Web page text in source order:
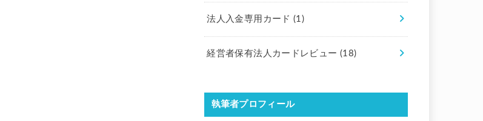
法人入金専用カード (1)
経営者保有法人カードレビュー (18)
執筆者プロフィール